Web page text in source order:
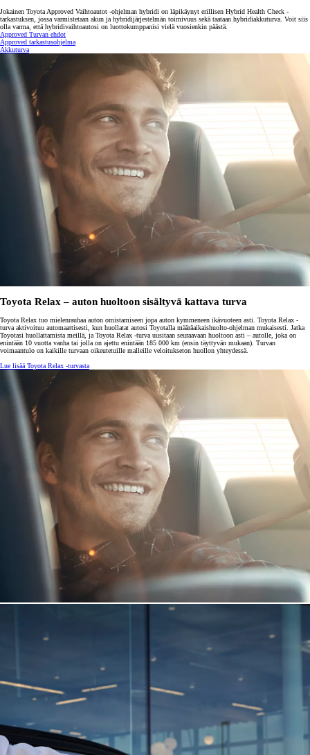
Jokainen Toyota Approved Vaihtoautot -ohjelman hybridi on läpikäynyt erillisen Hybrid Health Check -
tarkastuksen, jossa varmistetaan akun ja hybridijärjestelmän toimivuus sekä taataan hybridiakkuturva. Voit siis
olla varma, että hybridivaihtoautosi on luottokumppanisi vielä vuosienkin päästä.
Approved Turvan ehdot
Approved tarkastusohjelma
Akkuturva
Toyota Relax – auton huoltoon sisältyvä kattava turva
Toyota Relax tuo mielenrauhaa auton omistamiseen jopa auton kymmeneen ikävuoteen asti. Toyota Relax -
turva aktivoituu automaattisesti, kun huollatat autosi Toyotalla määräaikaishuolto-ohjelman mukaisesti. Jatka
Toyotasi huollattamista meillä, ja Toyota Relax -turva uusitaan seuraavaan huoltoon asti – autolle, joka on
enintään 10 vuotta vanha tai jolla on ajettu enintään 185 000 km (ensin täyttyvän mukaan). Turvan
voimaantulo on kaikille turvaan oikeutetuille malleille veloitukseton huollon yhteydessä.
Lue lisää Toyota Relax -turvasta